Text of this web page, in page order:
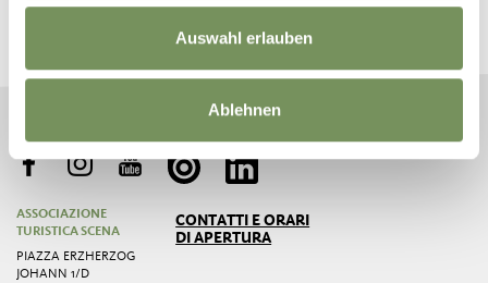
Auswahl erlauben
Ablehnen
Notizie e informazioni direttamente nella tua
ASSOCIAZIONE
TURISTICA SCENA
PIAZZA ERZHERZOG
JOHANN 1/D
CONTATTI E ORARI
DI APERTURA